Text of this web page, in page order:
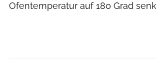
Ofentemperatur auf 180 Grad